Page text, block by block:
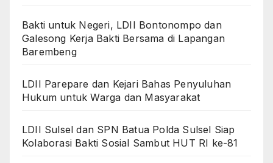
Bakti untuk Negeri, LDII Bontonompo dan
Galesong Kerja Bakti Bersama di Lapangan
Barembeng
LDII Parepare dan Kejari Bahas Penyuluhan
Hukum untuk Warga dan Masyarakat
LDII Sulsel dan SPN Batua Polda Sulsel Siap
Kolaborasi Bakti Sosial Sambut HUT RI ke-81